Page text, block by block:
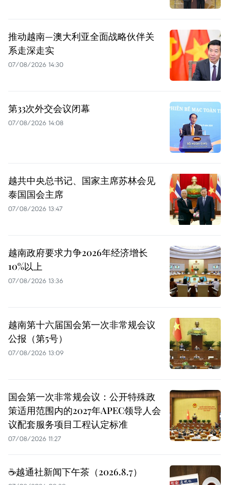
推动越南—澳大利亚全面战略伙伴关
系走深走实
07/08/2026 14:30
第33次外交会议闭幕
07/08/2026 14:08
越共中央总书记、国家主席苏林会见
泰国国会主席
07/08/2026 13:47
越南政府要求力争2026年经济增长
10%以上
07/08/2026 13:36
越南第十六届国会第一次非常规会议
公报（第5号）
07/08/2026 13:09
国会第一次非常规会议：公开特殊政
策适用范围内的2027年APEC领导人会
议配套服务项目工程认定标准
07/08/2026 11:27
☕️越通社新闻下午茶（2026.8.7）